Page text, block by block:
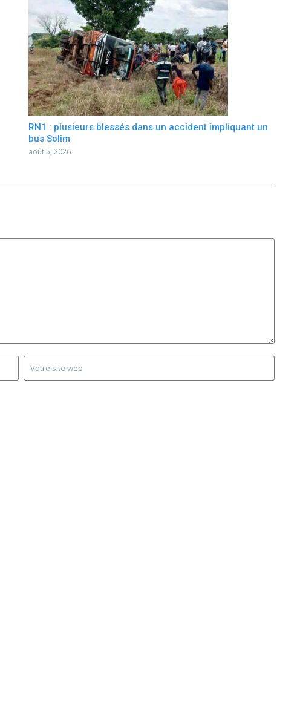
RN1 : plusieurs blessés dans un accident impliquant un
bus Solim
août 5, 2026